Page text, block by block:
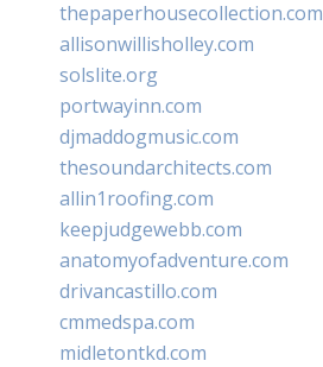
thepaperhousecollection.com
allisonwillisholley.com
solslite.org
portwayinn.com
djmaddogmusic.com
thesoundarchitects.com
allin1roofing.com
keepjudgewebb.com
anatomyofadventure.com
drivancastillo.com
cmmedspa.com
midletontkd.com